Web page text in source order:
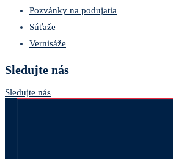
Pozvánky na podujatia
Súťaže
Vernisáže
Sledujte nás
Sledujte nás